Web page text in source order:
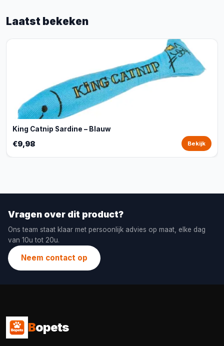
Laatst bekeken
King Catnip Sardine – Blauw
€9,98 Bekijk
Vragen over dit product?
Ons team staat klaar met persoonlijk advies op maat, elke dag
van 10u tot 20u.
Neem contact op
Bopets